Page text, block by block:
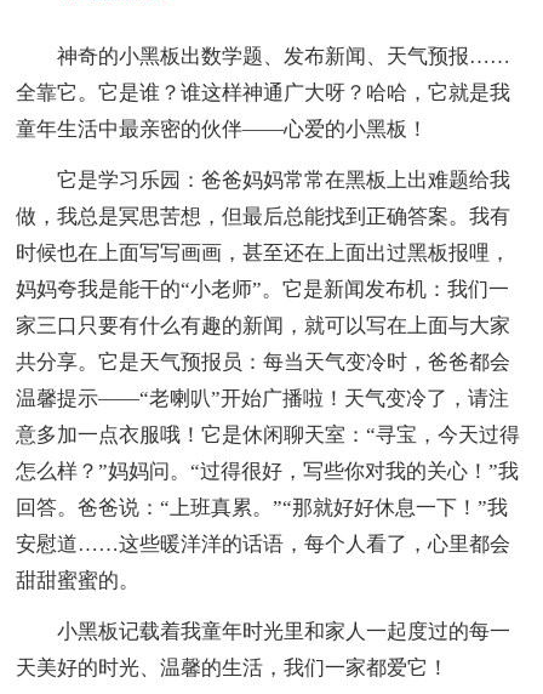
神奇的小黑板出数学题、发布新闻、天气预报……
全靠它。它是谁？谁这样神通广大呀？哈哈，它就是我
童年生活中最亲密的伙伴——心爱的小黑板！
它是学习乐园：爸爸妈妈常常在黑板上出难题给我
做，我总是冥思苦想，但最后总能找到正确答案。我有
时候也在上面写写画画，甚至还在上面出过黑板报哩，
妈妈夸我是能干的“小老师”。它是新闻发布机：我们一
家三口只要有什么有趣的新闻，就可以写在上面与大家
共分享。它是天气预报员：每当天气变冷时，爸爸都会
温馨提示——“老喇叭”开始广播啦！天气变冷了，请注
意多加一点衣服哦！它是休闲聊天室：“寻宝，今天过得
怎么样？”妈妈问。“过得很好，写些你对我的关心！”我
回答。爸爸说：“上班真累。”“那就好好休息一下！”我
安慰道……这些暖洋洋的话语，每个人看了，心里都会
甜甜蜜蜜的。
小黑板记载着我童年时光里和家人一起度过的每一
天美好的时光、温馨的生活，我们一家都爱它！